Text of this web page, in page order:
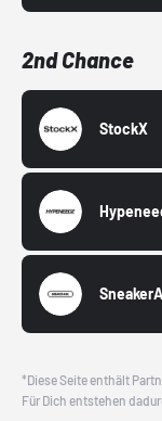
2nd Chance
StockX
*Diese Seite enthält
Für Dich entstehen